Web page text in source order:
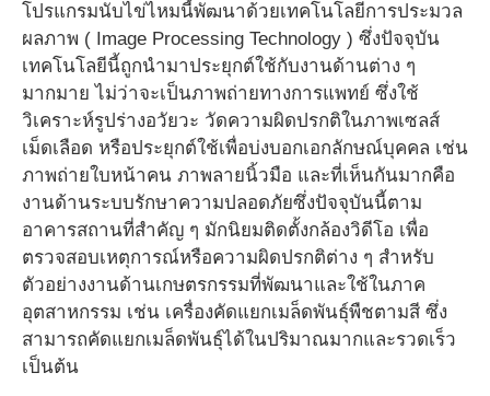
โปรแกรมนับไข่ไหมนี้พัฒนาด้วยเทคโนโลยีการประมวล
ผลภาพ ( Image Processing Technology ) ซึ่งปัจจุบัน
เทคโนโลยีนี้ถูกนำมาประยุกต์ใช้กับงานด้านต่าง ๆ
มากมาย ไม่ว่าจะเป็นภาพถ่ายทางการแพทย์ ซึ่งใช้
วิเคราะห์รูปร่างอวัยวะ วัดความผิดปรกติในภาพเซลส์
เม็ดเลือด หรือประยุกต์ใช้เพื่อบ่งบอกเอกลักษณ์บุคคล เช่น
ภาพถ่ายใบหน้าคน ภาพลายนิ้วมือ และที่เห็นกันมากคือ
งานด้านระบบรักษาความปลอดภัยซึ่งปัจจุบันนี้ตาม
อาคารสถานที่สำคัญ ๆ มักนิยมติดตั้งกล้องวิดีโอ เพื่อ
ตรวจสอบเหตุการณ์หรือความผิดปรกติต่าง ๆ สำหรับ
ตัวอย่างงานด้านเกษตรกรรมที่พัฒนาและใช้ในภาค
อุตสาหกรรม เช่น เครื่องคัดแยกเมล็ดพันธุ์พืชตามสี ซึ่ง
สามารถคัดแยกเมล็ดพันธุ์ได้ในปริมาณมากและรวดเร็ว
เป็นต้น